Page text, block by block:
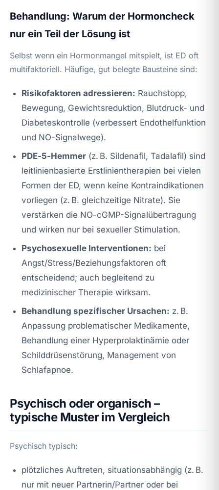
Behandlung: Warum der Hormoncheck
nur ein Teil der Lösung ist
Selbst wenn ein Hormonmangel mitspielt, ist ED oft
multifaktoriell. Häufige, gut belegte Bausteine sind:
Risikofaktoren adressieren: Rauchstopp,
Bewegung, Gewichtsreduktion, Blutdruck- und
Diabeteskontrolle (verbessert Endothelfunktion
und NO-Signalwege).
PDE‑5‑Hemmer (z. B. Sildenafil, Tadalafil) sind
leitlinienbasierte Erstlinientherapien bei vielen
Formen der ED, wenn keine Kontraindikationen
vorliegen (z. B. gleichzeitige Nitrate). Sie
verstärken die NO-cGMP-Signalübertragung
und wirken nur bei sexueller Stimulation.
Psychosexuelle Interventionen: bei
Angst/Stress/Beziehungsfaktoren oft
entscheidend; auch begleitend zu
medizinischer Therapie wirksam.
Behandlung spezifischer Ursachen: z. B.
Anpassung problematischer Medikamente,
Behandlung einer Hyperprolaktinämie oder
Schilddrüsenstörung, Management von
Schlafapnoe.
Psychisch oder organisch –
typische Muster im Vergleich
Psychisch typisch:
plötzliches Auftreten, situationsabhängig (z. B.
nur mit neuer Partnerin/Partner oder bei